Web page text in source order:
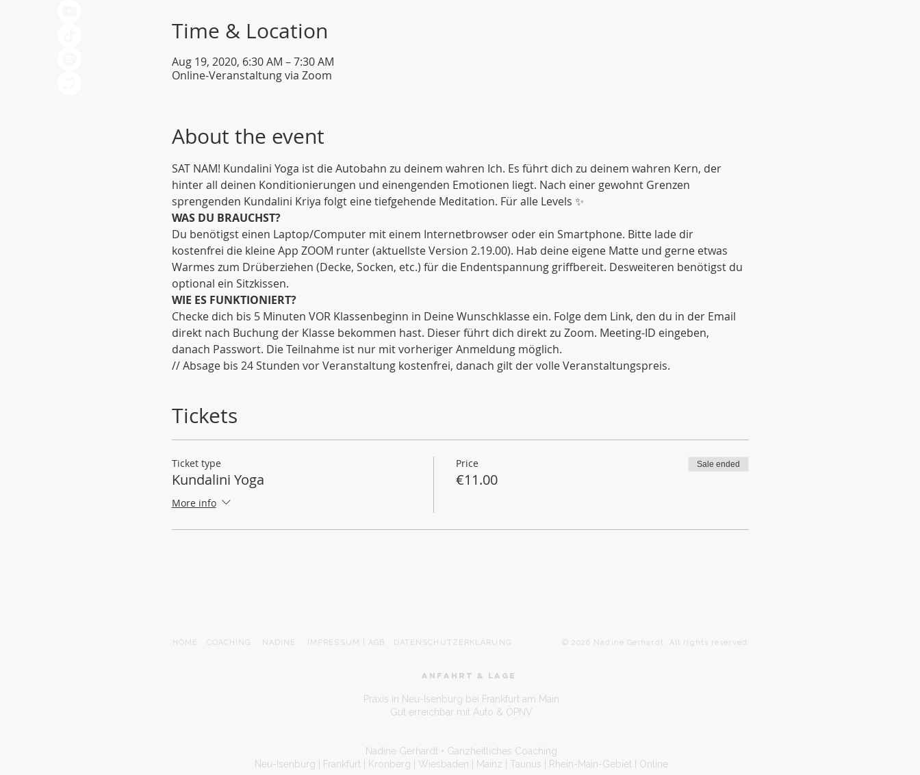
Time & Location
Aug 19, 2020, 6:30 AM – 7:30 AM
Online-Veranstaltung via Zoom
About the event
SAT NAM! Kundalini Yoga ist die Autobahn zu deinem wahren Ich. Es führt dich zu deinem wahren Kern, der
hinter all deinen Konditionierungen und einengenden Emotionen liegt. Nach einer gewohnt Grenzen
sprengenden Kundalini Kriya folgt eine tiefgehende Meditation. Für alle Levels ✨
WAS DU BRAUCHST?
Du benötigst einen Laptop/Computer mit einem Internetbrowser oder ein Smartphone. Bitte lade dir
kostenfrei die kleine App ZOOM runter (aktuellste Version 2.19.00). Hab deine eigene Matte und gerne etwas
Warmes zum Drüberziehen (Decke, Socken, etc.) für die Endentspannung griffbereit. Desweiteren benötigst du
optional ein Sitzkissen.
WIE ES FUNKTIONIERT?
Checke dich bis 5 Minuten VOR Klassenbeginn in Deine Wunschklasse ein. Folge dem Link, den du in der Email
direkt nach Buchung der Klasse bekommen hast. Dieser führt dich direkt zu Zoom. Meeting-ID eingeben,
danach Passwort. Die Teilnahme ist nur mit vorheriger Anmeldung möglich.
// Absage bis 24 Stunden vor Veranstaltung kostenfrei, danach gilt der volle Veranstaltungspreis.
Tickets
Ticket type
Kundalini Yoga
More info
Price
€11.00
Sale ended
HOME COACHING NADINE IMPRESSUM | AGB DATENSCHUTZERKLÄRUNG © 2026 Nadine Gerhardt. All rights reserved.
Praxis in Neu-Isenburg bei Frankfurt am Main
Gut erreichbar mit Auto & ÖPNV
Nadine Gerhardt • Ganzheitliches Coaching
Neu-Isenburg | Frankfurt | Kronberg | Wiesbaden | Mainz | Taunus | Rhein-Main-Gebiet | Online
ANFAHRT & LAGE